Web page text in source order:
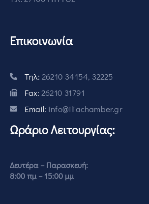
Επικοινωνία
Τηλ: 26210 34154, 32225
Fax: 26210 31791
Email: info@iliachamber.gr
Ωράριο Λειτουργίας:
Δευτέρα – Παρασκευή:
8:00 πμ – 15:00 μμ